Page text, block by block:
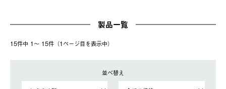
製品一覧
15件中 1〜 15件（1ページ⽬を表⽰中）
並べ替え